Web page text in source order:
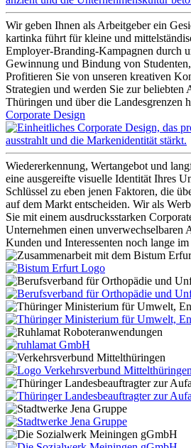
Wir geben Ihnen als Arbeitgeber ein
kartinka führt für kleine und
Employer-Branding-Kampagnen durch
Gewinnung und Bindung von
Profitieren Sie von unseren kreativen
Strategien und werden Sie zur beliebten
Thüringen und über die Landesgrenzen
Corporate Design
Wiedererkennung, Wertangebot und
eine ausgereifte visuelle Identität Ihres
Schlüssel zu eben jenen Faktoren, die
auf dem Markt entscheiden. Wir als
Sie mit einem ausdrucksstarken
Unternehmen einen unverwechselbaren
Kunden und Interessenten noch lange